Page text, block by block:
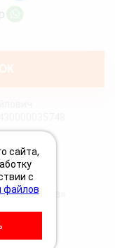
24 Вольта»
сайта,
с
файлов